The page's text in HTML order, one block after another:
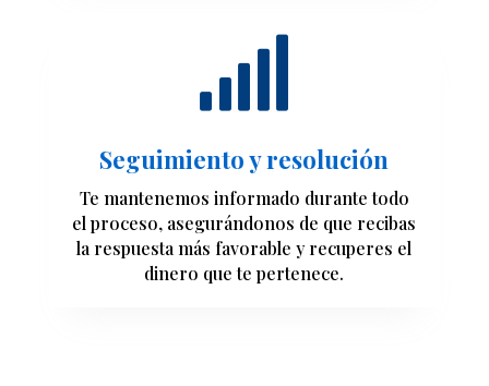

Seguimiento y resolución
Te mantenemos informado durante todo
el proceso, asegurándonos de que recibas
la respuesta más favorable y recuperes el
dinero que te pertenece.